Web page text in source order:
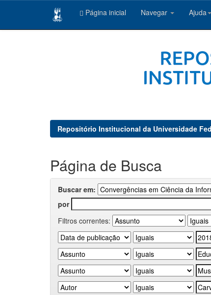
Página inicial Navegar Ajuda
Repositório Institucional da Universidade
Página de Busca
Buscar em:
por
Filtros correntes: